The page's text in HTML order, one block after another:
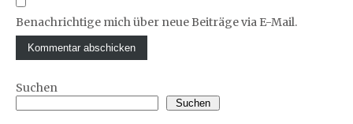
Benachrichtige mich über neue Beiträge via E-Mail.
Suchen
Suchen